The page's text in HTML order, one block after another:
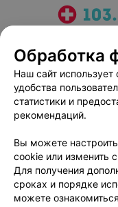
Медицинский
Обработка
Наш сайт
удобства
статистики и
рекомендаций.
Вы можете
cookie или изменить
Для получения
сроках и порядке
можете